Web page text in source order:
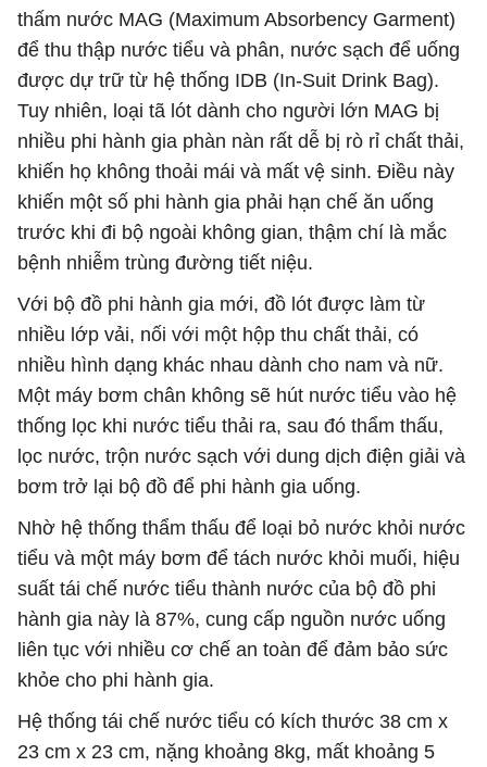
thấm nước MAG (Maximum Absorbency Garment)
để thu thập nước tiểu và phân, nước sạch để uống
được dự trữ từ hệ thống IDB (In-Suit Drink Bag).
Tuy nhiên, loại tã lót dành cho người lớn MAG bị
nhiều phi hành gia phàn nàn rất dễ bị rò rỉ chất thải,
khiến họ không thoải mái và mất vệ sinh. Điều này
khiến một số phi hành gia phải hạn chế ăn uống
trước khi đi bộ ngoài không gian, thậm chí là mắc
bệnh nhiễm trùng đường tiết niệu.
Với bộ đồ phi hành gia mới, đồ lót được làm từ
nhiều lớp vải, nối với một hộp thu chất thải, có
nhiều hình dạng khác nhau dành cho nam và nữ.
Một máy bơm chân không sẽ hút nước tiểu vào hệ
thống lọc khi nước tiểu thải ra, sau đó thẩm thấu,
lọc nước, trộn nước sạch với dung dịch điện giải và
bơm trở lại bộ đồ để phi hành gia uống.
Nhờ hệ thống thẩm thấu để loại bỏ nước khỏi nước
tiểu và một máy bơm để tách nước khỏi muối, hiệu
suất tái chế nước tiểu thành nước của bộ đồ phi
hành gia này là 87%, cung cấp nguồn nước uống
liên tục với nhiều cơ chế an toàn để đảm bảo sức
khỏe cho phi hành gia.
Hệ thống tái chế nước tiểu có kích thước 38 cm x
23 cm x 23 cm, nặng khoảng 8kg, mất khoảng 5